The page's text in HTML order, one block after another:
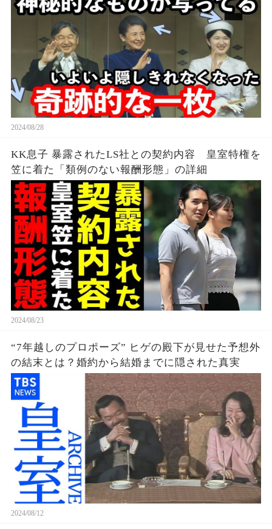
動…天皇陛下が敬宮殿下のご就職について...
2024/08/28
KK息子 暴露されたLS社との契約内容 皇室特権を
笠に着た「類例のない報酬形態」の詳細
2024/08/23
“7年越しのプロポーズ” ヒゲの殿下が見せた予想外
の結末とは？婚約から結婚までに隠された真実
2024/08/12